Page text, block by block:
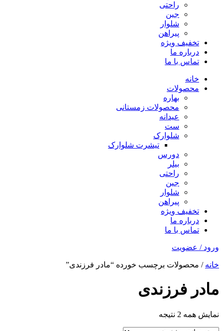
راحتی
جین
شلوار
پیراهن
تخفیف ویژه
درباره ما
تماس با ما
خانه
محصولات
بهاره
محصولات زمستانی
عیدانه
ست
شلوارک
تیشرت شلوارک
دورس
بیلر
راحتی
جین
شلوار
پیراهن
تخفیف ویژه
درباره ما
تماس با ما
ورود / عضویت
خانه / محصولات برچسب خورده “مادر فرزندی”
مادر فرزندی
نمایش همه 2 نتیجه